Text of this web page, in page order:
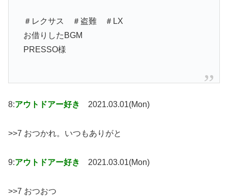
＃レクサス ＃盗難 ＃LX
お借りしたBGM
PRESSO様
8:アウトドアー好き 2021.03.01(Mon)
>>7 おつかれ。いつもありがと
9:アウトドアー好き 2021.03.01(Mon)
>>7 おつおつ